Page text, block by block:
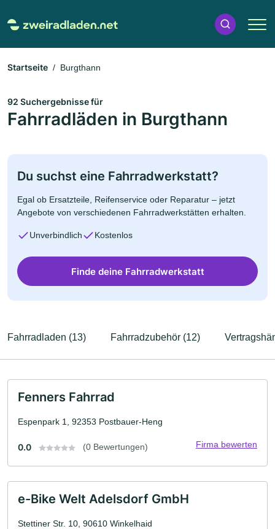
Startseite Burgthann
92 Suchergebnisse für
Fahrradläden in Burgthann
Du suchst eine Fahrradwerkstatt?
Egal ob Ersatzteile, Reifenservice oder Reparatur – jetzt
Angebote von verschiedenen Fahrradwerkstätten erhalten.
Unverbindlich Kostenlos
Finde deine Fahrradwerkstatt
Fahrradladen (13) Fahrradzubehör (12)
Fenners Fahrrad
Espenpark 1, 92353 Postbauer-Heng
0.0 (0 Bewertungen) Firma bewerten
e-Bike Welt Adelsdorf GmbH
Stettiner Str. 10, 90610 Winkelhaid